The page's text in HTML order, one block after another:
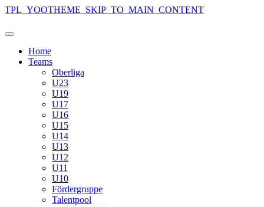
TPL_YOOTHEME_SKIP_TO_MAIN_CONTENT
Home
Teams
Oberliga
U23
U19
U17
U16
U15
U14
U13
U12
U11
U10
Fördergruppe
Talentpool